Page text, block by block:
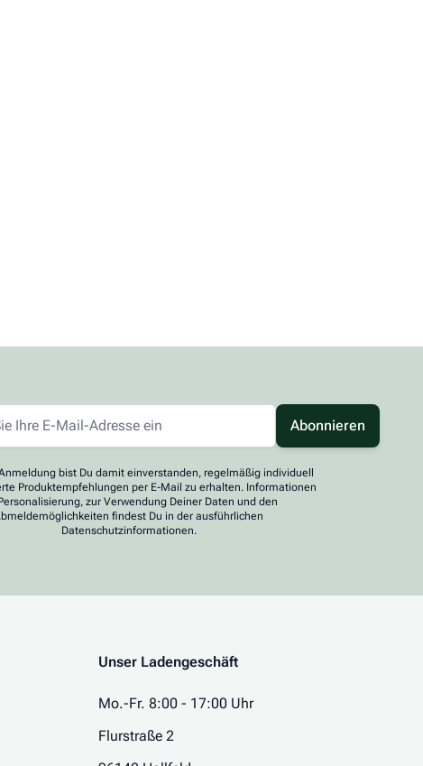
Abonnieren
bist Du damit einverstanden, regelmäßig individuell
Produktempfehlungen per E-Mail zu erhalten. Informationen
zur Verwendung Deiner Daten und den
findest Du in der ausführlichen
Datenschutzinformationen.
Unser Ladengeschäft
Mo.-Fr. 8:00 - 17:00 Uhr
Flurstraße 2